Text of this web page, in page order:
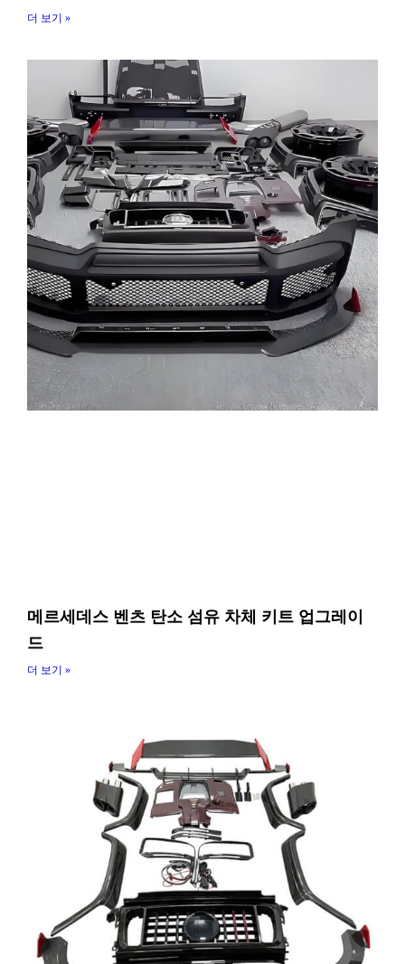
더 보기 »
메르세데스 벤츠 탄소 섬유 차체 키트 업그레이
드
더 보기 »